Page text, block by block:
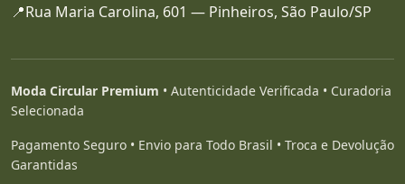
📍Rua Maria Carolina, 601 — Pinheiros, São Paulo/SP
Moda Circular Premium • Autenticidade Verificada • Curadoria
Selecionada
Pagamento Seguro • Envio para Todo Brasil • Troca e Devolução
Garantidas